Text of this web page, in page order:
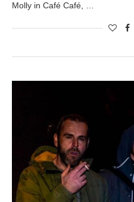
Molly in Café Café, …